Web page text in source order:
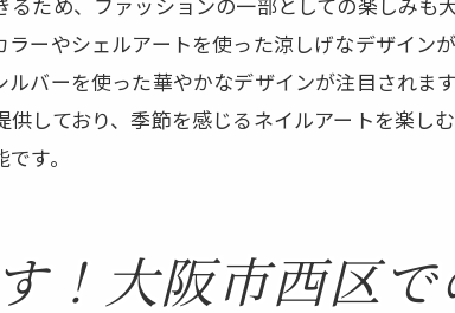
新技術を体験
未来をつくる長さだし
ーやシェルアートを使った涼しげなデザイン
バーを使った華やかなデザインが注目されま
しており、季節を感じるネイルアートを楽し
す。
！大阪市西区